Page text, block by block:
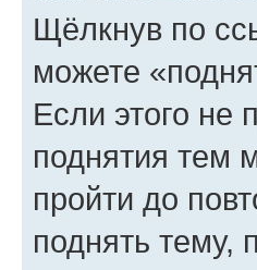
Щёлкнув по
можете
Если этого не
поднятия тем
пройти до
поднять тему,